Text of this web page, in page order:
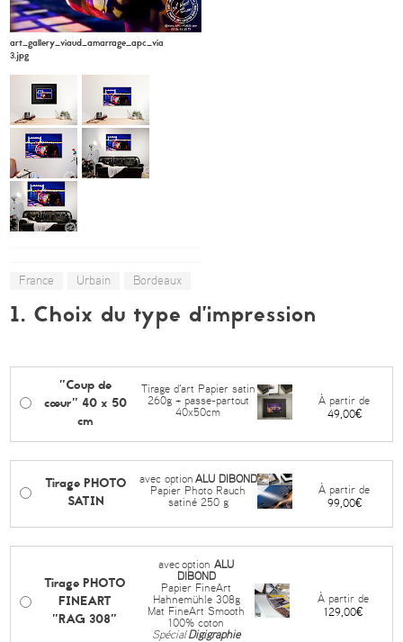
art_gallery_viaud_amarrage_apc_viaud6-
3.jpg
France Urbain Bordeaux
1. Choix du type d’impression
"Coup de
cœur" 40 x 50
cm
Tirage d'art Papier satin
260g + passe-partout
40x50cm
À partir de
49,00€
Tirage PHOTO
SATIN
avec option ALU DIBOND
Papier Photo Rauch
satiné 250 g
À partir de
99,00€
Tirage PHOTO
FINEART
"RAG 308"
avecoptionALU
DIBOND
Papier FineArt
Hahnemühle 308g
Mat FineArt Smooth
100% coton
SpécialDigigraphie
À partir de
129,00€